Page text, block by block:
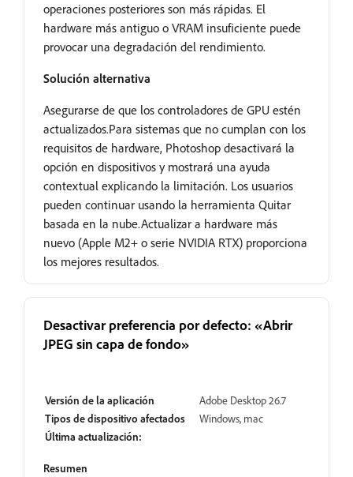
operaciones posteriores son más rápidas. El
hardware más antiguo o VRAM insuficiente puede
provocar una degradación del rendimiento.
Solución alternativa
Asegurarse de que los controladores de GPU estén
actualizados.Para sistemas que no cumplan con los
requisitos de hardware, Photoshop desactivará la
opción en dispositivos y mostrará una ayuda
contextual explicando la limitación. Los usuarios
pueden continuar usando la herramienta Quitar
basada en la nube.Actualizar a hardware más
nuevo (Apple M2+ o serie NVIDIA RTX) proporciona
los mejores resultados.
Desactivar preferencia por defecto: «Abrir
JPEG sin capa de fondo»
Versión de la aplicación
Adobe Desktop 26.7
Tipos de dispositivo afectados
Windows, mac
Última actualización:
Resumen